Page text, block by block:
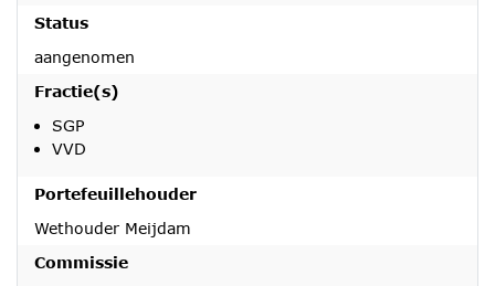
Status
aangenomen
Fractie(s)
SGP
VVD
Portefeuillehouder
Wethouder Meijdam
Commissie